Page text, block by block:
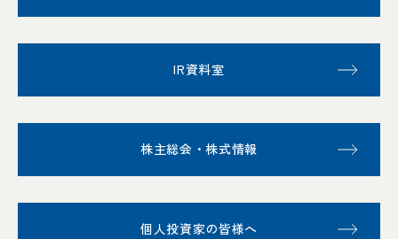
IR資料室
株主総会・株式情報
個人投資家の皆様へ